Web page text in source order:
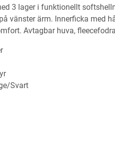
3 lager i funktionellt
vänster ärm. Innerficka med
Avtagbar huva,
Svart